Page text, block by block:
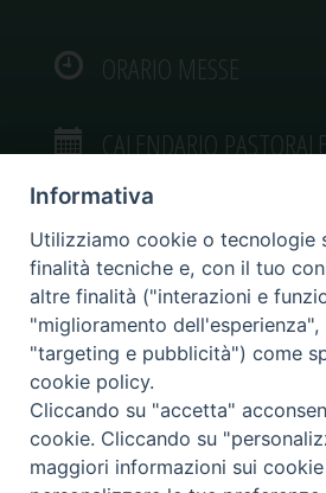
ORARIO MESSE
CALENDARIO
VIDEOGALLERY
PHOTOGALLERY
Informativa
Utilizziamo cookie o tecnologie
finalità tecniche e, con il tuo
altre finalità ("interazioni e
"miglioramento
"targeting e pubblicità") come
cookie policy.
Cliccando su "accetta"
cookie. Cliccando su
maggiori informazioni sui